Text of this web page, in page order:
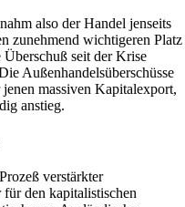
also der Handel jenseits
zunehmend wichtigeren Platz
seit der Krise
Außenhandelsüberschüsse
massiven Kapitalexport,
anstieg.
verstärkter
den kapitalistischen